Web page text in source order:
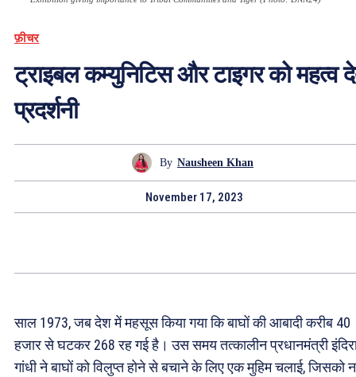
फ़ीचर
ट्राइबल कम्युनिटिस और टाइगर को महत्व
प्रदर्शनी
By Nausheen Khan
November 17, 2023
साल 1973, जब देश में महसूस किया गया कि बाघों की आबादी करीब 40
हजार से घटकर 268 रह गई है। उस समय तत्कालीन प्रधानमंत्री
गांधी ने बाघों को विलुप्त होने से बचाने के लिए एक मुहिम चलाई, जिसको